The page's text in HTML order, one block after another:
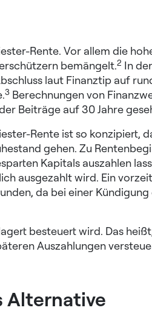
Rente. Vor allem die
bemängelt.2 In
laut Finanztip auf
3Berechnungen von
Beiträge auf 30 Jahre
Rente ist so konzipiert,
gehen. Zu
Kapitals auszahlen
ausgezahlt wird. Ein
da bei einer
besteuert wird. Das
Auszahlungen
Alternative